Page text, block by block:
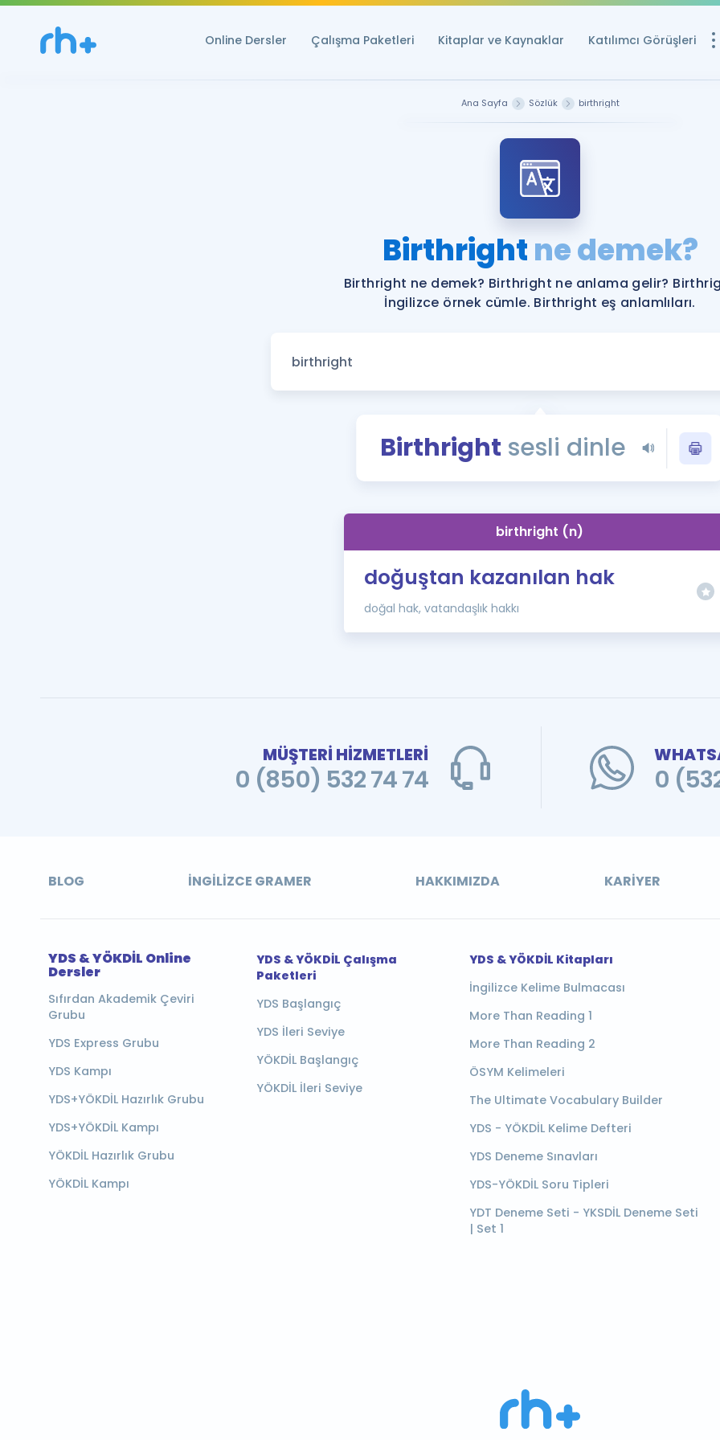
Online Dersler Çalışma Paketleri Kitaplar ve Kaynaklar Katılımcı Görüşleri
YDS ve YÖKDİL
YDS ve YÖKDİL'e
Tüm ÖSYM
YDS - YÖKDİL
İngilizce Gramer
Ana Sayfa Sözlük birthright
Birthrightne demek?
Birthright ne demek? Birthright ne anlama gelir?
İngilizce örnek cümle. Birthright eş anlamlıları.
Birthright sesli dinle
birthright (n)
doğuştan kazanılan hak
doğal hak, vatandaşlık hakkı
MÜŞTERİ HİZMETLERİ
0 (850) 532 74 74 0
BLOG İNGILIZCE GRAMER HAKKIMIZDA KARIYER
YDS & YÖKDİL Online
Dersler
Sıfırdan Akademik Çeviri
Grubu
YDS Express Grubu
YDS Kampı
YDS+YÖKDİL Hazırlık Grubu
YDS+YÖKDİL Kampı
YÖKDİL Hazırlık Grubu
YÖKDİL Kampı
YDS & YÖKDİL Çalışma
Paketleri
YDS Başlangıç
YDS İleri Seviye
YÖKDİL Başlangıç
YÖKDİL İleri Seviye
YDS & YÖKDİL Kitapları
İngilizce Kelime Bulmacası
More Than Reading 1
More Than Reading 2
ÖSYM Kelimeleri
The Ultimate Vocabulary Builder
YDS - YÖKDİL Kelime Defteri
YDS Deneme Sınavları
YDS-YÖKDİL Soru Tipleri
YDT Deneme Seti - YKSDİL Deneme Seti
| Set 1